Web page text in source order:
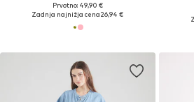
Prvotno: 49,90 €
Zadnja najnižja cena26,94 €